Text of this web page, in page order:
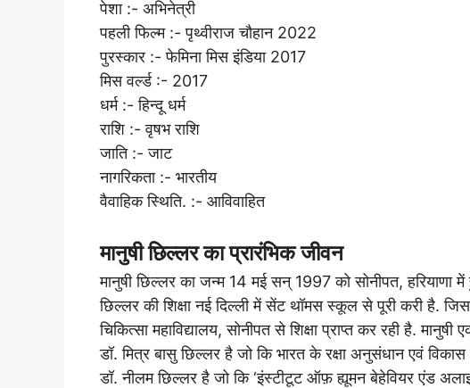
पेशा :- अभिनेत्री
पहली फिल्म :- पृथ्वीराज चौहान 2022
पुरस्कार :- फेमिना मिस इंडिया 2017
मिस वर्ल्ड :- 2017
धर्म :- हिन्दू धर्म
राशि :- वृषभ राशि
जाति :- जाट
नागरिकता :- भारतीय
वैवाहिक स्थिति. :- आविवाहित
मानुषी छिल्लर का प्रारंभिक जीवन
मानुषी छिल्लर का जन्म 14 मई सन् 1997 को सोनीपत, हरियाणा
छिल्लर की शिक्षा नई दिल्ली में सेंट थॉमस स्कूल से पूरी करी है.
चिकित्सा महाविद्यालय, सोनीपत से शिक्षा प्राप्त कर रही है.
डॉ. मित्र बासु छिल्लर है जो कि भारत के रक्षा अनुसंधान एवं
डॉ. नीलम छिल्लर है जो कि ‘इंस्टीटूट ऑफ़ ह्यूमन बेहेवियर एंड